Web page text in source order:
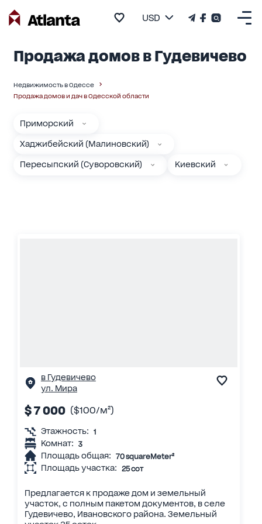
USD
Продажа домов в Гудевичево
Недвижимость в Одессе
Продажа домов и дач в Одесской области
Приморский
Хаджибейский (Малиновский)
Пересыпский (Суворовский) Киевский
в Гудевичево
ул. Мира
$ 7 000 ($100/м²)
Этажность: 1
Комнат: 3
Площадь общая: 70 squareMeter²
Площадь участка: 25 сот
Предлагается к продаже дом и земельный
участок, с полным пакетом документов, в селе
Гудевичево, Ивановского района. Земельный